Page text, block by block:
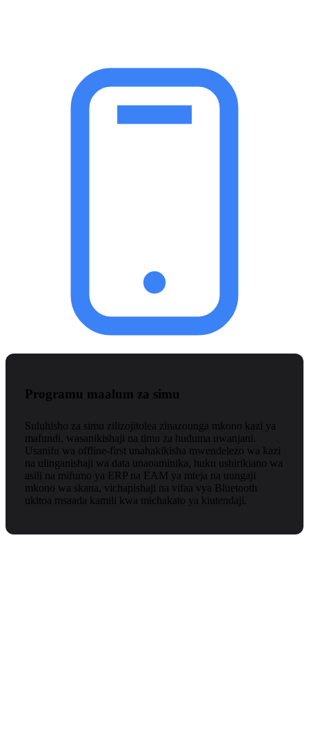
Programu maalum za simu
Suluhisho za simu zilizojitolea zinazounga mkono kazi ya
mafundi, wasanikishaji na timu za huduma uwanjani.
Usanifu wa offline-first unahakikisha mwendelezo wa kazi
na ulinganishaji wa data unaoaminika, huku ushirikiano wa
asili na mifumo ya ERP na EAM ya mteja na uungaji
mkono wa skana, vichapishaji na vifaa vya Bluetooth
ukitoa msaada kamili kwa michakato ya kiutendaji.